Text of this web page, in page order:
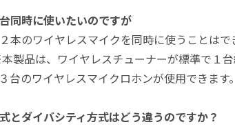
同時に使いたいのですが
本のワイヤレスマイクを同時に使うことは
製品は、ワイヤレスチューナーが標準で１
台のワイヤレスマイクロホンが使用できます。
とダイバシティ方式はどう違うのですか？